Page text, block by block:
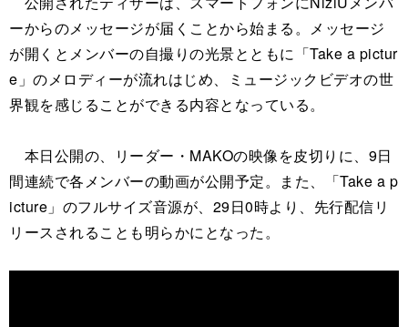
ーからのメッセージが届くことから始まる。メッセージ
が開くとメンバーの自撮りの光景とともに「Take a pictur
e」のメロディーが流れはじめ、ミュージックビデオの世
界観を感じることができる内容となっている。
本日公開の、リーダー・MAKOの映像を皮切りに、9日
間連続で各メンバーの動画が公開予定。また、「Take a p
icture」のフルサイズ音源が、29日0時より、先行配信リ
リースされることも明らかにとなった。